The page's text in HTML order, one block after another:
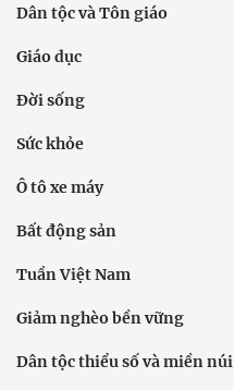
Dân tộc và Tôn giáo
Giáo dục
Đời sống
Sức khỏe
Ô tô xe máy
Bất động sản
Tuần Việt Nam
Giảm nghèo bền vững
Dân tộc thiểu số và miền núi